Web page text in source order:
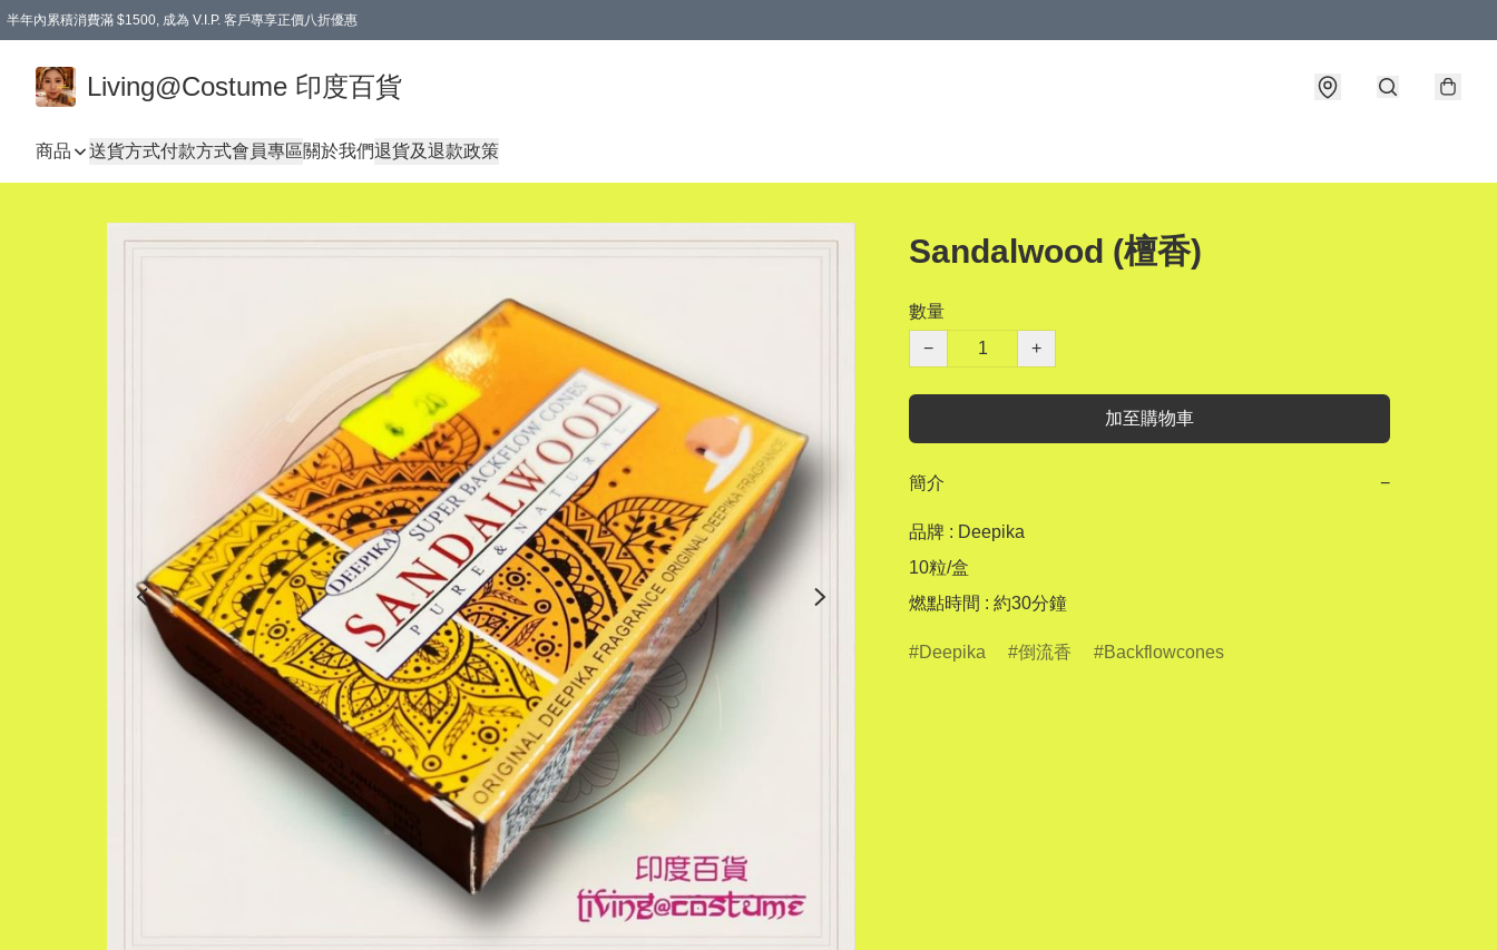
半年內累積消費滿 $1500, 成為 V.I.P. 客戶專享正價八折優惠
Living@Costume 印度百貨
商品 送貨方式付款方式會員專區關於我們退貨及退款政策
Sandalwood (檀香)
數量
−
+
加至購物車
簡介 −
品牌 : Deepika
10粒/盒
燃點時間 : 約30分鐘
Deepika 倒流香 Backflowcones